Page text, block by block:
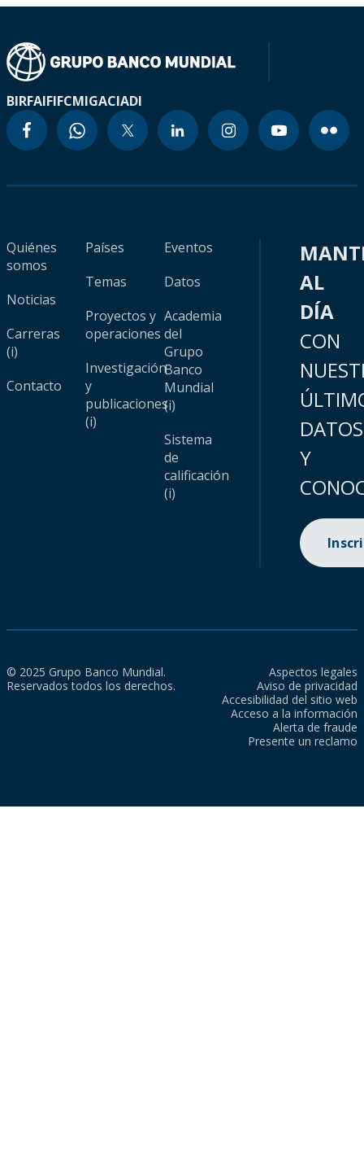
BIRFAIFIFCMIGACIADI
Quiénes
somos
Noticias
Carreras
(i)
Contacto
Países
Temas
Proyectos y
operaciones
Investigación
y
publicaciones
(i)
Eventos
Datos
Academia
del
Grupo
Banco
Mundial
(i)
Sistema
de
calificación
(i)
AL
DÍA
CON
DATOS
Y
© 2025 Grupo Banco Mundial.
Reservados todos los derechos.
Aspectos legales
Aviso de privacidad
Accesibilidad del sitio web
Acceso a la información
Alerta de fraude
Presente un reclamo